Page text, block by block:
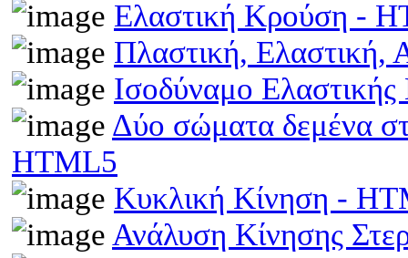
Ελαστική Κρούση -
Πλαστική,
Ισοδύναμο
Δύο σώματα δεμένα
HTML5
Κυκλική Κίνηση -
Ανάλυση Κίνησης